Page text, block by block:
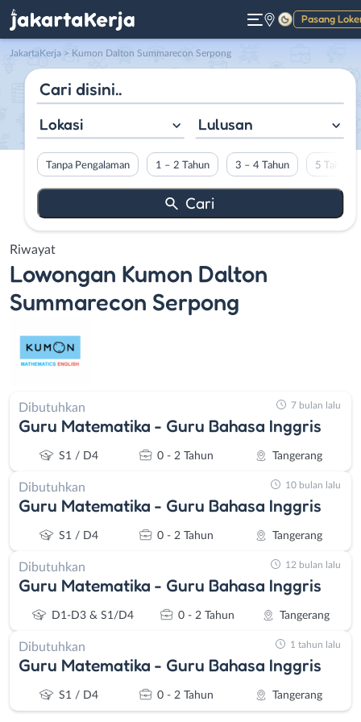
Pasang
Gelap
JakartaKerja > Kumon Dalton Summarecon Serpong
Lokasi Lulusan
Tanpa Pengalaman 1 – 2 Tahun 3 – 4 Tahun 5 Tahun
Riwayat
Lowongan Kumon Dalton
Summarecon Serpong
Dibutuhkan
Guru Matematika - Guru Bahasa Inggris
S1 / D4 0 - 2 Tahun Tangerang
7 bulan lalu
Dibutuhkan
Guru Matematika - Guru Bahasa Inggris
S1 / D4 0 - 2 Tahun Tangerang
10 bulan lalu
Dibutuhkan
Guru Matematika - Guru Bahasa Inggris
D1-D3 & S1/D4 0 - 2 Tahun Tangerang
12 bulan lalu
Dibutuhkan
Guru Matematika - Guru Bahasa Inggris
S1 / D4 0 - 2 Tahun Tangerang
1 tahun lalu